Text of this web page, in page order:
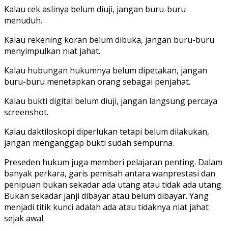
Kalau cek aslinya belum diuji, jangan buru-buru
menuduh.
Kalau rekening koran belum dibuka, jangan buru-buru
menyimpulkan niat jahat.
Kalau hubungan hukumnya belum dipetakan, jangan
buru-buru menetapkan orang sebagai penjahat.
Kalau bukti digital belum diuji, jangan langsung percaya
screenshot.
Kalau daktiloskopi diperlukan tetapi belum dilakukan,
jangan menganggap bukti sudah sempurna.
Preseden hukum juga memberi pelajaran penting. Dalam
banyak perkara, garis pemisah antara wanprestasi dan
penipuan bukan sekadar ada utang atau tidak ada utang.
Bukan sekadar janji dibayar atau belum dibayar. Yang
menjadi titik kunci adalah ada atau tidaknya niat jahat
sejak awal.